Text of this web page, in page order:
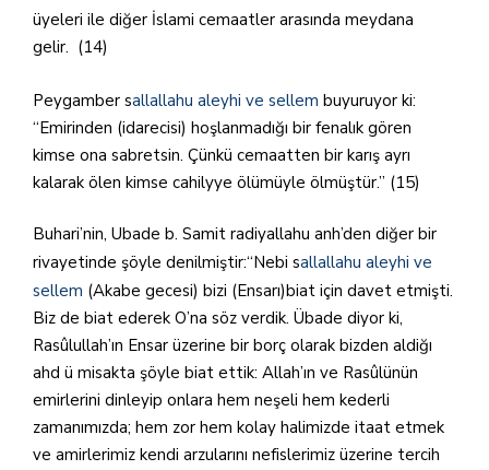
üyeleri ile diğer İslami cemaatler arasında meydana
gelir. (14)
Peygamber sallallahu aleyhi ve sellem buyuruyor ki:
“Emirinden (idarecisi) hoşlanmadığı bir fenalık gören
kimse ona sabretsin. Çünkü cemaatten bir karış ayrı
kalarak ölen kimse cahilyye ölümüyle ölmüştür.” (15)
Buhari’nin, Ubade b. Samit radiyallahu anh’den diğer bir
rivayetinde şöyle denilmiştir:“Nebi sallallahu aleyhi ve
sellem (Akabe gecesi) bizi (Ensarı)biat için davet etmişti.
Biz de biat ederek O’na söz verdik. Übade diyor ki,
Rasûlullah’ın Ensar üzerine bir borç olarak bizden aldiğı
ahd ü misakta şöyle biat ettik: Allah’ın ve Rasûlünün
emirlerini dinleyip onlara hem neşeli hem kederli
zamanımızda; hem zor hem kolay halimizde itaat etmek
ve amirlerimiz kendi arzularını nefislerimiz üzerine tercih